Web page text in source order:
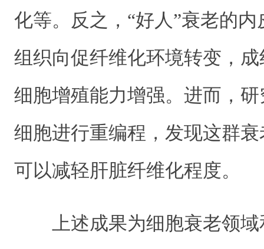
化等。反之，“好人”衰老的
组织向促纤维化环境转变，
细胞增殖能力增强。进而，
细胞进行重编程，发现这群
可以减轻肝脏纤维化程度。
上述成果为细胞衰老领